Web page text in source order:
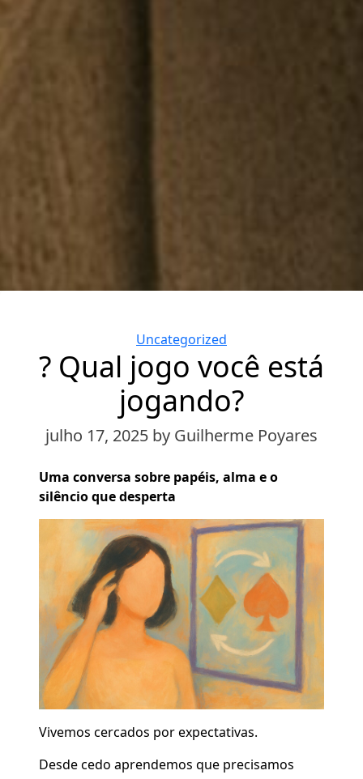
Categories
Uncategorized
? Qual jogo você está
jogando?
julho 17, 2025 by Guilherme Poyares
Uma conversa sobre papéis, alma e o
silêncio que desperta
Vivemos cercados por expectativas.
Desde cedo aprendemos que precisamos